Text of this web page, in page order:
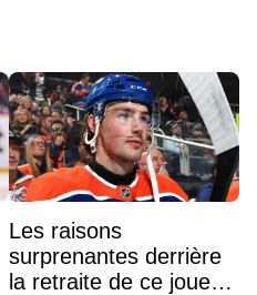
Les raisons
surprenantes derrière
la retraite de ce joueur